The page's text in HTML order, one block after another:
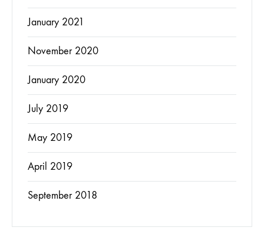
January 2021
November 2020
January 2020
July 2019
May 2019
April 2019
September 2018